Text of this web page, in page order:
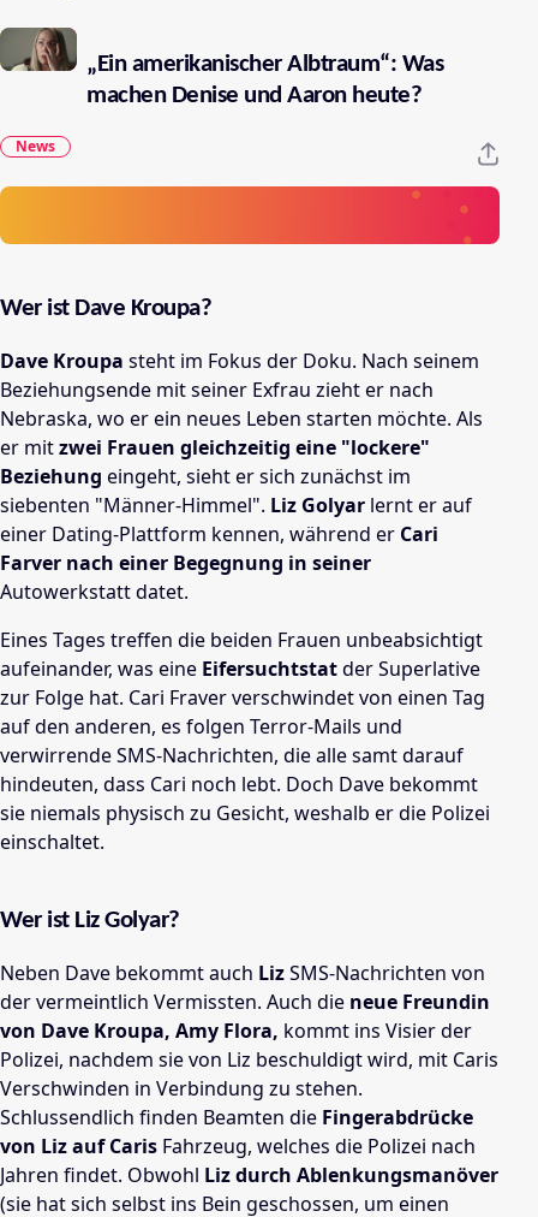
„Ein amerikanischer Albtraum“: Was
machen Denise und Aaron heute?
News
Wer ist Dave Kroupa?
Dave Kroupa steht im Fokus der Doku. Nach seinem
Beziehungsende mit seiner Exfrau zieht er nach
Nebraska, wo er ein neues Leben starten möchte. Als
er mitzwei Frauen gleichzeitig eine "lockere"
Beziehung eingeht, sieht er sich zunächst im
siebenten "Männer-Himmel". Liz Golyar lernt er auf
einer Dating-Plattform kennen, während er Cari
Farver nach einer Begegnung in seiner
Autowerkstatt datet.
Eines Tages treffen die beiden Frauen unbeabsichtigt
aufeinander, was eine Eifersuchtstatder Superlative
zur Folge hat. Cari Fraver verschwindet von einen Tag
auf den anderen, es folgen Terror-Mails und
verwirrende SMS-Nachrichten, die alle samt darauf
hindeuten, dass Cari noch lebt. Doch Dave bekommt
sie niemals physisch zu Gesicht, weshalb er die Polizei
einschaltet.
Wer ist Liz Golyar?
Neben Dave bekommt auch LizSMS-Nachrichten von
der vermeintlich Vermissten. Auch die neue Freundin
von Dave Kroupa, Amy Flora, kommt ins Visier der
Polizei, nachdem sie von Liz beschuldigt wird, mit Caris
Verschwinden in Verbindung zu stehen.
Schlussendlich finden Beamten die Fingerabdrücke
von Liz auf Caris Fahrzeug, welches die Polizei nach
Jahren findet. Obwohl Liz durch Ablenkungsmanöver
(sie hat sich selbst ins Bein geschossen, um einen